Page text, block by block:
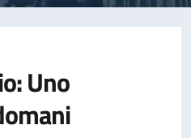
Uno